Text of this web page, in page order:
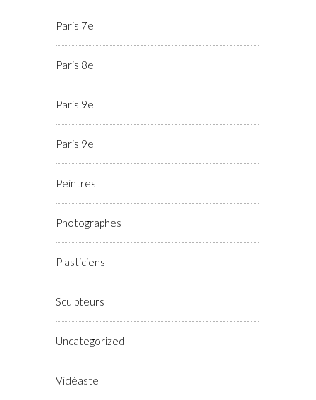
Paris 7e
Paris 8e
Paris 9e
Paris 9e
Peintres
Photographes
Plasticiens
Sculpteurs
Uncategorized
Vidéaste